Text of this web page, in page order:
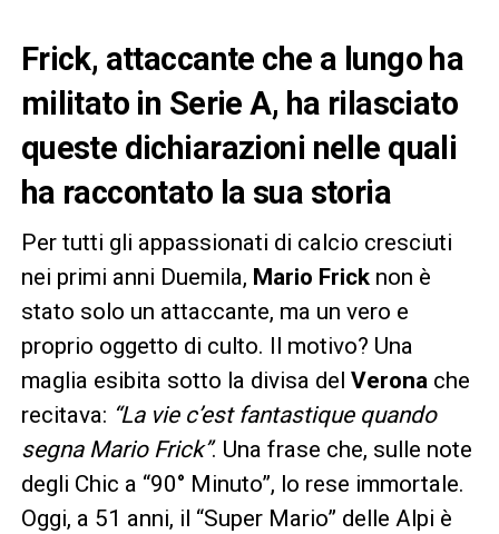
Frick, attaccante che a lungo ha
militato in Serie A, ha rilasciato
queste dichiarazioni nelle quali
ha raccontato la sua storia
Per tutti gli appassionati di calcio cresciuti
nei primi anni Duemila, Mario Fricknon è
stato solo un attaccante, ma un vero e
proprio oggetto di culto. Il motivo? Una
maglia esibita sotto la divisa del Verona che
recitava: “La vie c’est fantastique quando
segna Mario Frick”. Una frase che, sulle note
degli Chic a “90° Minuto”, lo rese immortale.
Oggi, a 51 anni, il “Super Mario” delle Alpi è